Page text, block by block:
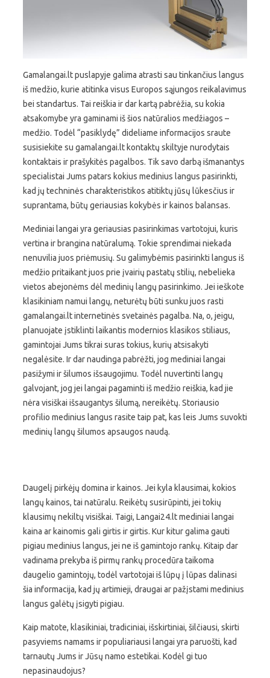
Gamalangai.lt puslapyje galima atrasti sau tinkančius langus
iš medžio, kurie atitinka visus Europos sąjungos reikalavimus
bei standartus. Tai reiškia ir dar kartą pabrėžia, su kokia
atsakomybe yra gaminami iš šios natūralios medžiagos –
medžio. Todėl “pasiklydę” dideliame informacijos sraute
susisiekite su gamalangai.lt kontaktų skiltyje nurodytais
kontaktais ir prašykitės pagalbos. Tik savo darbą išmanantys
specialistai Jums patars kokius medinius langus pasirinkti,
kad jų techninės charakteristikos atitiktų jūsų lūkesčius ir
suprantama, būtų geriausias kokybės ir kainos balansas.
Mediniai langai yra geriausias pasirinkimas vartotojui, kuris
vertina ir brangina natūralumą. Tokie sprendimai niekada
nenuvilia juos priėmusių. Su galimybėmis pasirinkti langus iš
medžio pritaikant juos prie įvairių pastatų stilių, nebelieka
vietos abejonėms dėl medinių langų pasirinkimo. Jei ieškote
klasikiniam namui langų, neturėtų būti sunku juos rasti
gamalangai.lt internetinės svetainės pagalba. Na, o, jeigu,
planuojate įstiklinti laikantis modernios klasikos stiliaus,
gamintojai Jums tikrai suras tokius, kurių atsisakyti
negalėsite. Ir dar naudinga pabrėžti, jog mediniai langai
pasižymi ir šilumos išsaugojimu. Todėl nuvertinti langų
galvojant, jog jei langai pagaminti iš medžio reiškia, kad jie
nėra visiškai išsaugantys šilumą, nereikėtų. Storiausio
profilio medinius langus rasite taip pat, kas leis Jums suvokti
medinių langų šilumos apsaugos naudą.
Daugelį pirkėjų domina ir kainos. Jei kyla klausimai, kokios
langų kainos, tai natūralu. Reikėtų susirūpinti, jei tokių
klausimų nekiltų visiškai. Taigi, Langai24.lt mediniai langai
kaina ar kainomis gali girtis ir girtis. Kur kitur galima gauti
pigiau medinius langus, jei ne iš gamintojo rankų. Kitaip dar
vadinama prekyba iš pirmų rankų procedūra taikoma
daugelio gamintojų, todėl vartotojai iš lūpų į lūpas dalinasi
šia informacija, kad jų artimieji, draugai ar pažįstami medinius
langus galėtų įsigyti pigiau.
Kaip matote, klasikiniai, tradiciniai, išskirtiniai, šilčiausi, skirti
pasyviems namams ir populiariausi langai yra paruošti, kad
tarnautų Jums ir Jūsų namo estetikai. Kodėl gi tuo
nepasinaudojus?